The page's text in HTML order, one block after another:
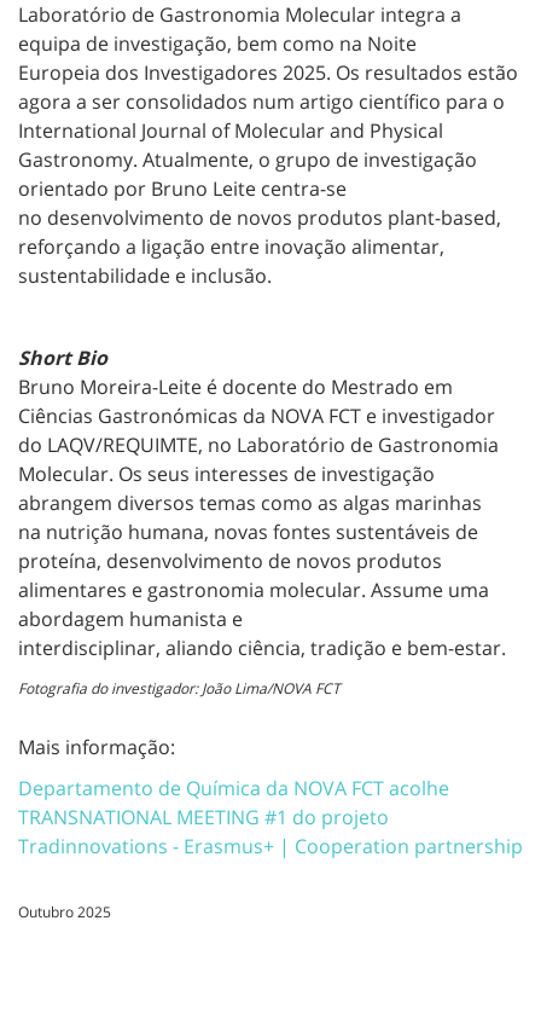
Laboratório de Gastronomia Molecular integra a
equipa de investigação, bem como na Noite
Europeia dos Investigadores 2025. Os resultados estão
agora a ser consolidados num artigo científico para o
International Journal of Molecular and Physical
Gastronomy. Atualmente, o grupo de investigação
orientado por Bruno Leite centra-se
no desenvolvimento de novos produtos plant-based,
reforçando a ligação entre inovação alimentar,
sustentabilidade e inclusão.
Short Bio
Bruno Moreira-Leite é docente do Mestrado em
Ciências Gastronómicas da NOVA FCT e investigador
do LAQV/REQUIMTE, no Laboratório de Gastronomia
Molecular. Os seus interesses de investigação
abrangem diversos temas como as algas marinhas
na nutrição humana, novas fontes sustentáveis de
proteína, desenvolvimento de novos produtos
alimentares e gastronomia molecular. Assume uma
abordagem humanista e
interdisciplinar, aliando ciência, tradição e bem-estar.
Fotografia do investigador: João Lima/NOVA FCT
Mais informação:
Departamento de Química da NOVA FCT acolhe
TRANSNATIONAL MEETING #1 do projeto
Tradinnovations - Erasmus+ | Cooperation partnership
Outubro 2025